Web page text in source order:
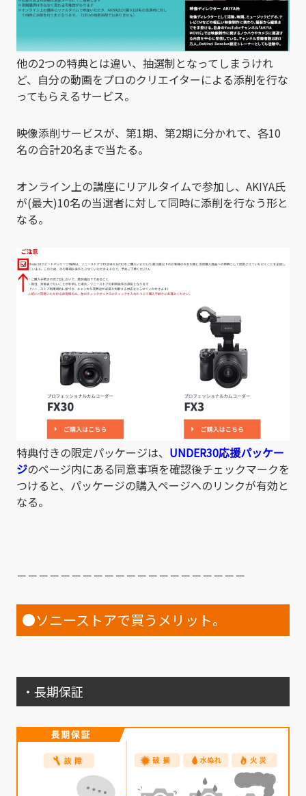
他の2つの特典とは違い、抽選制となってしまうけれ
ど、自分の動画をプロのクリエイターによる添削を行な
ってもらえるサービス。
映像添削サービスが、第1期、第2期に分かれて、各10
名の合計20名まで当たる。
オンライン上の講座にリアルタイムで参加し、AKIYA氏
が(最大)10名の当選者に対して同時に添削を行なう形と
なる。
特典付きの限定パッケージは、 UNDER30応援パッケー
ジのページ内にある同意事項を確認後チェックマークを
つけると、パッケージの購入ページへのリンクが有効と
なる。
－－－－－－－－－－－－－－－－－－－－－
●ソニーストアで買うメリット。
・長期保証